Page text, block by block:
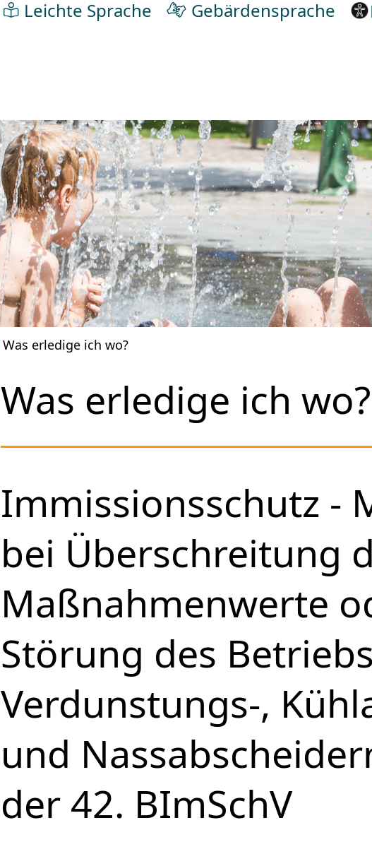
Leichte Sprache Gebärdensprache
Was erledige ich wo?
Was erledige ich wo?
Immissionsschutz -
bei Überschreitung
Maßnahmenwerte
Störung des
Verdunstungs-,
und
der 42. BImSchV